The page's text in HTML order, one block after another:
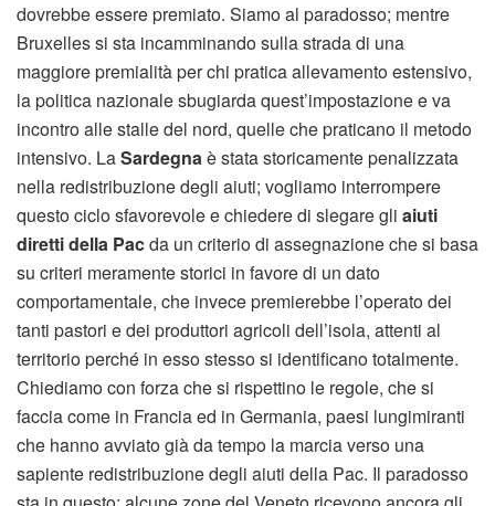
dovrebbe essere premiato. Siamo al paradosso; mentre
Bruxelles si sta incamminando sulla strada di una
maggiore premialità per chi pratica allevamento estensivo,
la politica nazionale sbugiarda quest’impostazione e va
incontro alle stalle del nord, quelle che praticano il metodo
intensivo. LaSardegnaè stata storicamente penalizzata
nella redistribuzione degli aiuti; vogliamo interrompere
questo ciclo sfavorevole e chiedere di slegare gli aiuti
diretti della Pacda un criterio di assegnazione che si basa
su criteri meramente storici in favore di un dato
comportamentale, che invece premierebbe l’operato dei
tanti pastori e dei produttori agricoli dell’isola, attenti al
territorio perché in esso stesso si identificano totalmente.
Chiediamo con forza che si rispettino le regole, che si
faccia come in Francia ed in Germania, paesi lungimiranti
che hanno avviato già da tempo la marcia verso una
sapiente redistribuzione degli aiuti della Pac. Il paradosso